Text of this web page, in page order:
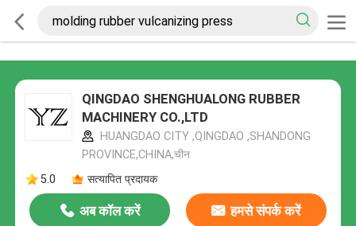
QINGDAO SHENGHUALONG RUBBER
MACHINERY CO.,LTD
HUANGDAO CITY ,QINGDAO ,SHANDONG
PROVINCE,CHINA,चीन
5.0
सत्यापित प्रदायक
अब कॉल करें हमसे संपर्क करें